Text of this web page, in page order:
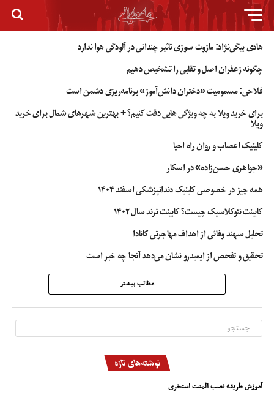
هادی بیگی‌نژاد: مازوت سوزی تاثیر چندانی در آلودگی هوا ندارد
چگونه زعفران اصل و تقلبی را تشخیص دهیم
فلاحی: مسمومیت «دختران دانش‌آموز» برنامه‌ریزی دشمن است
برای خرید ویلا به چه ویژگی هایی دقت کنیم؟ + بهترین شهرهای شمال برای خرید
ویلا
کلینیک اعصاب و روان راه احیا
«جواهری حسن‌زاده» در اسکار
همه چیز در خصوصی کلینیک دندانپزشکی اسفند ۱۴۰۴
کابینت نئوکلاسیک چیست؟ کابینت ترند سال ۱۴۰۲
تحلیل سهند وفائی از اهداف مهاجرتی کانادا
تحقیق و تفحص از ایمیدرو نشان می‌دهد آنجا چه خبر است
مطالب بیشتر
نوشته‌های تازه
آموزش طریقه نصب المنت استخری